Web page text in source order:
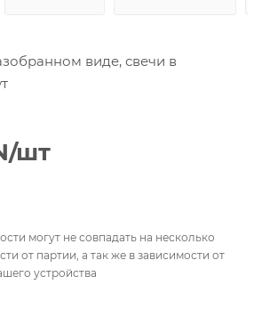
виде, свечи в
/шт
могут не совпадать на несколько
от партии, а так же в зависимости от
устройства